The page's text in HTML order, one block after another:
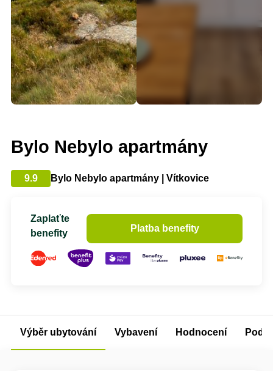
Bylo Nebylo apartmány
9.9 Bylo Nebylo apartmány | Vítkovice
Zaplaťte
benefity
Platba benefity
Výběr ubytování Vybavení Hodnocení